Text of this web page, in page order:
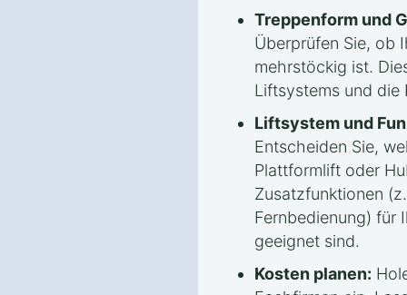
Treppenform und
Überprüfen Sie, ob
mehrstöckig ist.
Liftsystems und die
Liftsystem und
Entscheiden Sie,
Plattformlift oder
Zusatzfunktionen
Fernbedienung) für
geeignet sind.
Kosten planen: